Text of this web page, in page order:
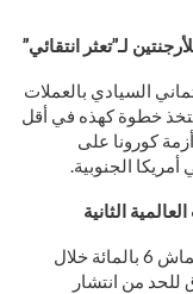
لـ”تعثر انتقائي”
السيادي بالعملات
تتخذ خطوة كهذه في أقل
كورونا على
أمريكا الجنوبية.
الثانية
دخل اقتصاد فرنسا في حالة من الركود بعد انكماش 6 بالمائة خلال
للحد من انتشار